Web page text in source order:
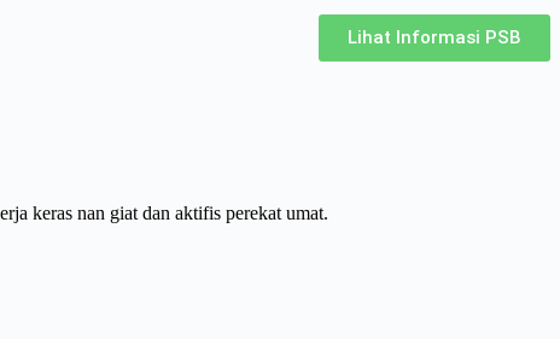
Lihat Informasi PSB
keras nan giat dan aktifis perekat umat.